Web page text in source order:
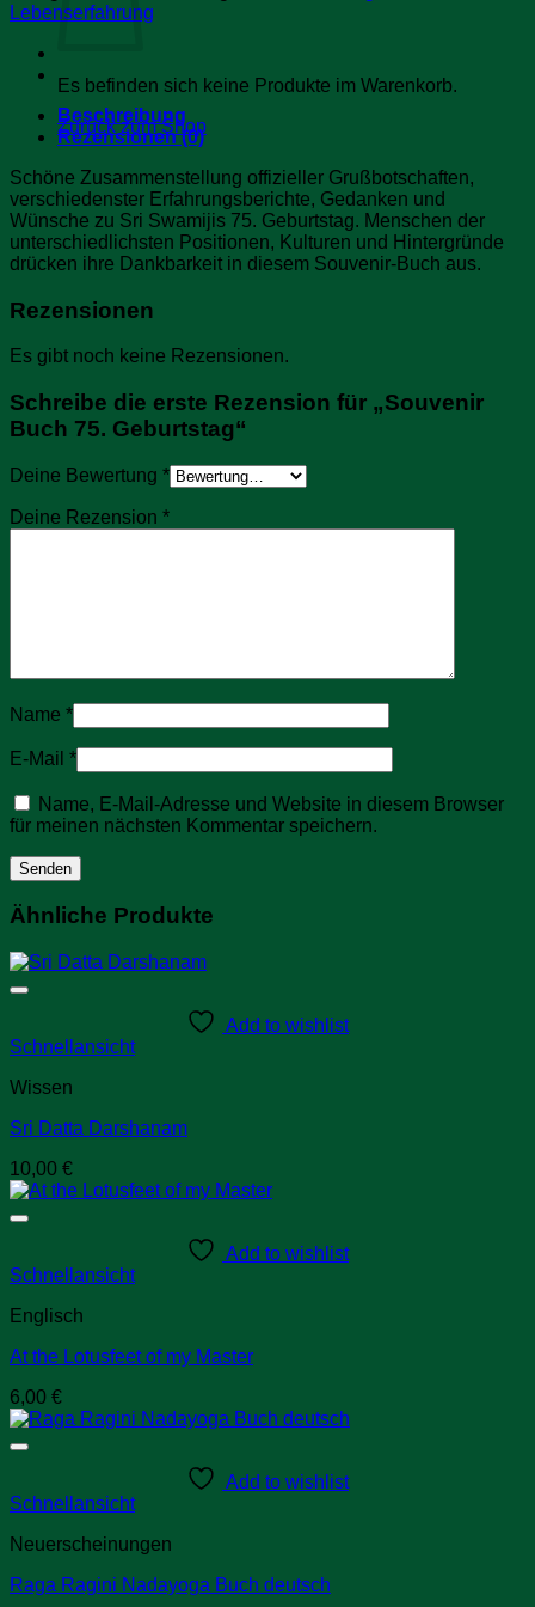
Es befinden sich keine Produkte im Warenkorb.
Zurück zum Shop
Menge
Lebenserfahrung
Beschreibung
Rezensionen (0)
Schöne Zusammenstellung offizieller Grußbotschaften,
verschiedenster Erfahrungsberichte, Gedanken und
Wünsche zu Sri Swamijis 75. Geburtstag. Menschen der
unterschiedlichsten Positionen, Kulturen und Hintergründe
drücken ihre Dankbarkeit in diesem Souvenir-Buch aus.
Rezensionen
Es gibt noch keine Rezensionen.
Schreibe die erste Rezension für „Souvenir
Buch 75. Geburtstag“
Deine Bewertung *
Deine Rezension *
Name *
E-Mail *
Name, E-Mail-Adresse und Website in diesem Browser
für meinen nächsten Kommentar speichern.
Ähnliche Produkte
Add to wishlist
Schnellansicht
Wissen
Sri Datta Darshanam
10,00 €
Add to wishlist
Schnellansicht
Englisch
At the Lotusfeet of my Master
6,00 €
Add to wishlist
Schnellansicht
Neuerscheinungen
Raga Ragini Nadayoga Buch deutsch